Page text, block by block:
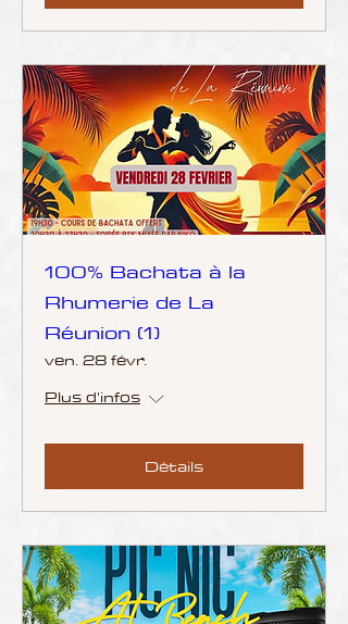
100% Bachata à la
Rhumerie de La
Réunion (1)
ven. 28 févr.
Plus d'infos
Détails